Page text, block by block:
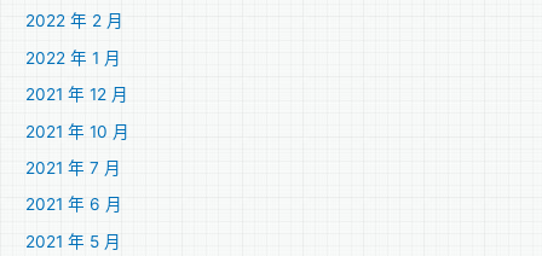
2022 年 2 月
2022 年 1 月
2021 年 12 月
2021 年 10 月
2021 年 7 月
2021 年 6 月
2021 年 5 月